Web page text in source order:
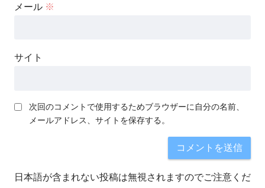
メール ※
サイト
次回のコメントで使用するためブラウザーに自分の名前、
メールアドレス、サイトを保存する。
日本語が含まれない投稿は無視されますのでご注意くだ